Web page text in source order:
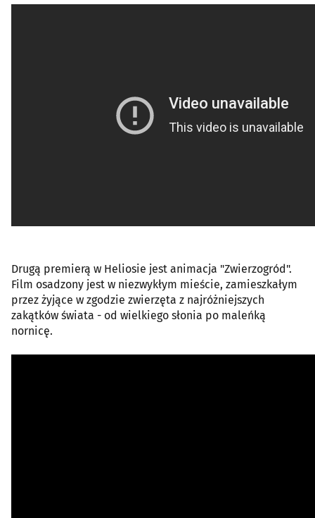
Drugą premierą w Heliosie jest animacja "Zwierzogród".
Film osadzony jest w niezwykłym mieście, zamieszkałym
przez żyjące w zgodzie zwierzęta z najróżniejszych
zakątków świata - od wielkiego słonia po maleńką
nornicę.